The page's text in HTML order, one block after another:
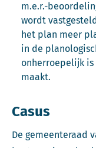
m.e.r.-
wordt
het plan meer
in de
onherroepelijk is
maakt.
Casus
De gemeenteraad